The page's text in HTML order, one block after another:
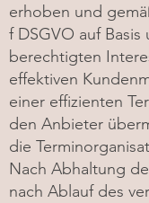
erhoben und
f DSGVO auf Basis
berechtigten
effektiven
einer effizienten
den Anbieter
die
Nach Abhaltung
nach Ablauf des